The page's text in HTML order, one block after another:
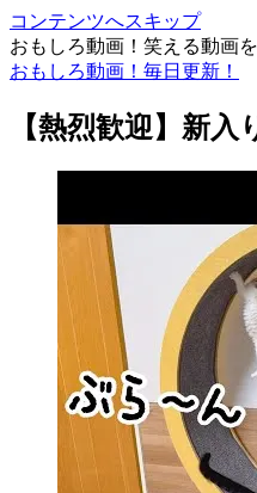
コンテンツへスキップ
おもしろ動画！笑える動画
おもしろ動画！毎日更新！
【熱烈歓迎】新